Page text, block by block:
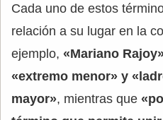
Cada uno de estos
relación a su lugar en la
ejemplo, «Mariano
«extremo menor» y
mayor», mientras que